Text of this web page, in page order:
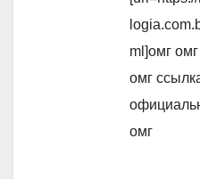
ml]омг
омг
омг